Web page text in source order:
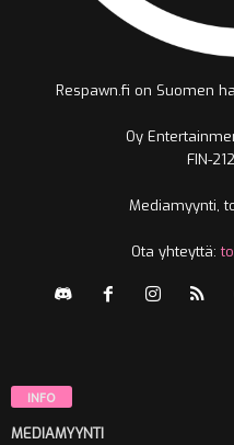
Respawn.fi on Suomen
Oy
FIN-
Mediamyynti,
Ota yhteyttä:
INFO
MEDIAMYYNTI